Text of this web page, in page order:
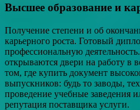
Высшее образование и
Получение степени и об
карьерного роста. Готовый
профессиональную
открываются двери на работу в
том, где купить документ
выпускников: будь то заводы,
проведение учебные заведения
репутация поставщика услуги.